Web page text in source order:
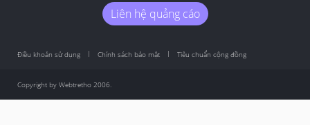
Liên hệ quảng cáo
Copyright by Webtretho 2006.
Điều khoản sử dụng Chính sách bảo mật Tiêu chuẩn cộng đồng